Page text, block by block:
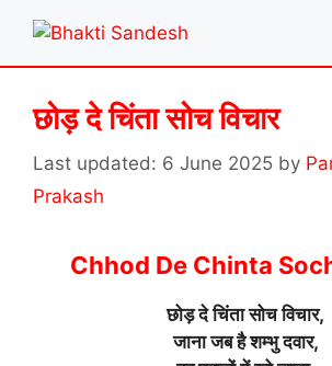
content
छोड़ दे चिंता सोच विचार
6 June 2025 by
Prakash
Chhod De Chinta
छोड़ दे चिंता सोच विचार,
जाना जब है शम्भु दवार,